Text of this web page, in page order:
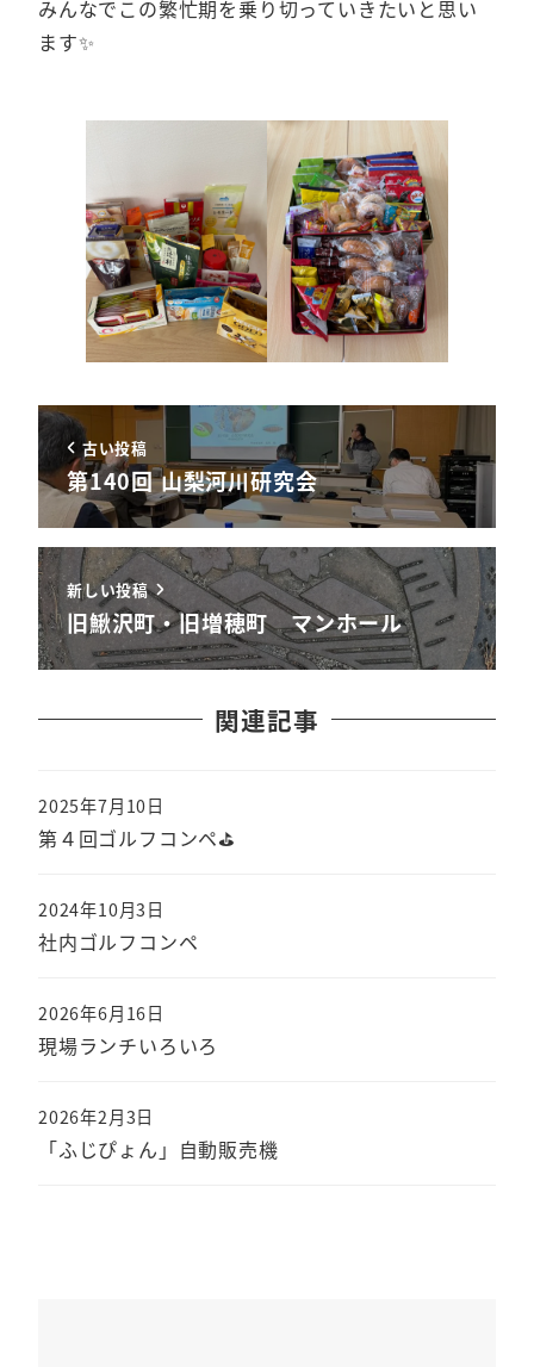
みんなでこの繁忙期を乗り切っていきたいと思い
ます✨
古い投稿
第140回 山梨河川研究会
新しい投稿
旧鰍沢町・旧増穂町 マンホール
関連記事
第４回ゴルフコンペ⛳
2025年7月10日
社内ゴルフコンペ
2024年10月3日
現場ランチいろいろ
2026年6月16日
「ふじぴょん」自動販売機
2026年2月3日